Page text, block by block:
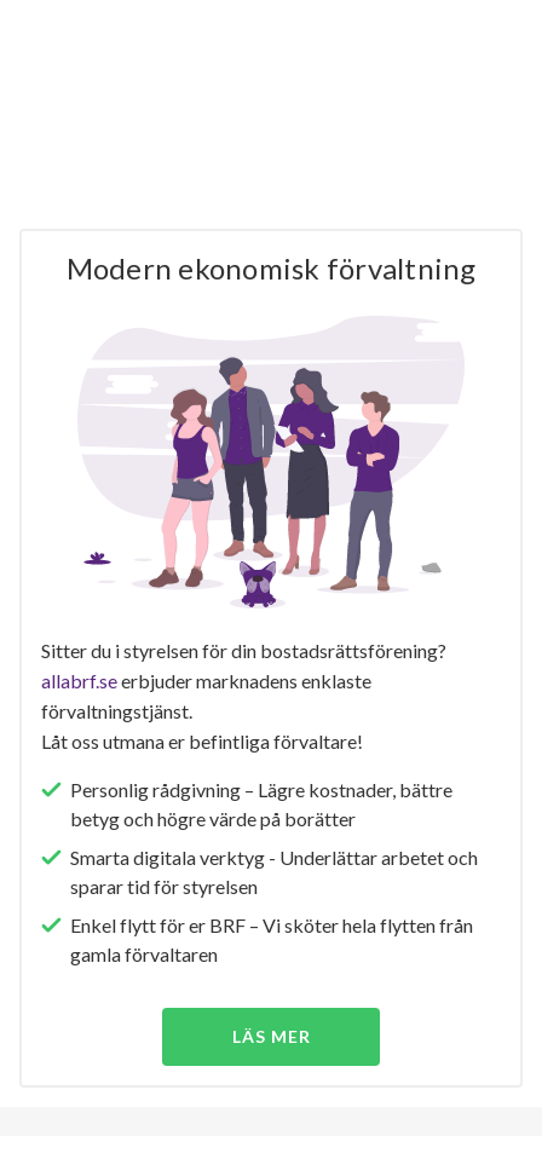
Modern ekonomisk förvaltning
Sitter du i styrelsen för din bostadsrättsförening?
allabrf.seerbjuder marknadens enklaste
förvaltningstjänst.
Låt oss utmana er befintliga förvaltare!
Personlig rådgivning – Lägre kostnader, bättre
betyg och högre värde på borätter
Smarta digitala verktyg - Underlättar arbetet och
sparar tid för styrelsen
Enkel flytt för er BRF – Vi sköter hela flytten från
gamla förvaltaren
LÄS MER